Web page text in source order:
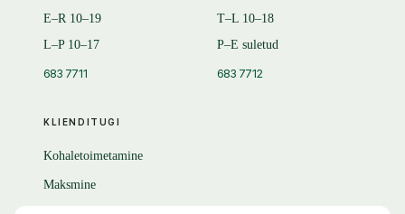
KLIENDITUGI
Kohaletoimetamine
Maksmine
E–R 10–19
L–P 10–17
683 7711
T–L 10–18
P–E suletud
683 7712